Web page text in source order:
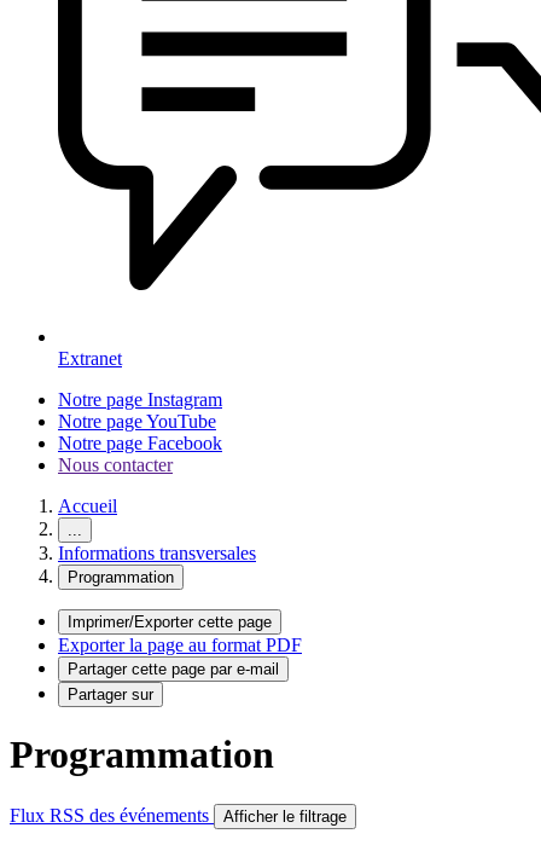
Extranet
Notre page Instagram
Notre page YouTube
Notre page Facebook
Nous contacter
Accueil
...
Informations transversales
Programmation
Imprimer/Exporter cette page
Exporter la page au format PDF
Partager cette page par e-mail
Partager sur
Programmation
Flux RSS des événements Afficher le filtrage